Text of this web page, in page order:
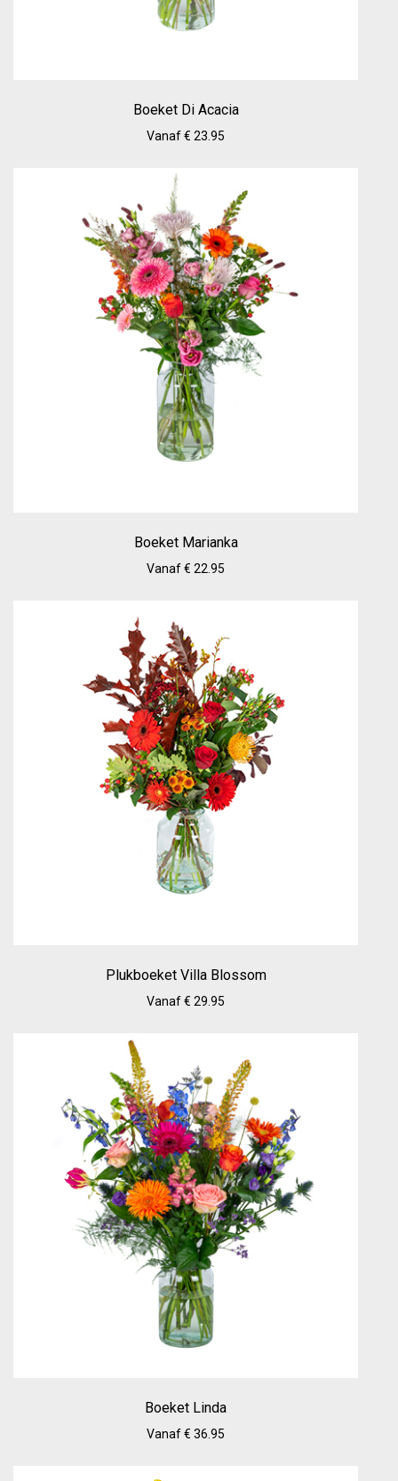
Boeket Di Acacia
Vanaf € 23.95
Boeket Marianka
Vanaf € 22.95
Plukboeket Villa Blossom
Vanaf € 29.95
Boeket Linda
Vanaf € 36.95